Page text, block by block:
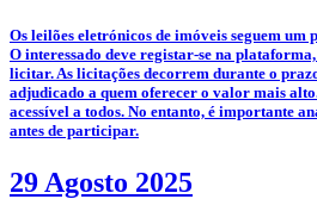
­­Os leilões eletrónicos de imóveis seguem um
O interessado deve registar-se na
licitar. As licitações decorrem durante o
adjudicado a quem oferecer o valor mais
acessível a todos. No entanto, é importante
antes de participar.
29 Agosto 2025